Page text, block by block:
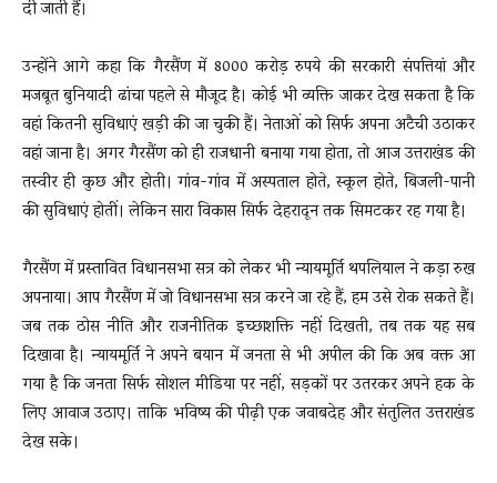
दी जाती हैं।
उन्होंने आगे कहा कि गैरसैंण में 8000 करोड़ रुपये की सरकारी संपत्तियां और
मजबूत बुनियादी ढांचा पहले से मौजूद है। कोई भी व्यक्ति जाकर देख सकता है कि
वहां कितनी सुविधाएं खड़ी की जा चुकी हैं। नेताओं को सिर्फ अपना अटैची उठाकर
वहां जाना है। अगर गैरसैंण को ही राजधानी बनाया गया होता, तो आज उत्तराखंड की
तस्वीर ही कुछ और होती। गांव-गांव में अस्पताल होते, स्कूल होते, बिजली-पानी
की सुविधाएं होतीं। लेकिन सारा विकास सिर्फ देहरादून तक सिमटकर रह गया है।
गैरसैंण में प्रस्तावित विधानसभा सत्र को लेकर भी न्यायमूर्ति थपलियाल ने कड़ा रुख
अपनाया। आप गैरसैंण में जो विधानसभा सत्र करने जा रहे हैं, हम उसे रोक सकते हैं।
जब तक ठोस नीति और राजनीतिक इच्छाशक्ति नहीं दिखती, तब तक यह सब
दिखावा है। न्यायमूर्ति ने अपने बयान में जनता से भी अपील की कि अब वक्त आ
गया है कि जनता सिर्फ सोशल मीडिया पर नहीं, सड़कों पर उतरकर अपने हक के
लिए आवाज उठाए। ताकि भविष्य की पीढ़ी एक जवाबदेह और संतुलित उत्तराखंड
देख सके।